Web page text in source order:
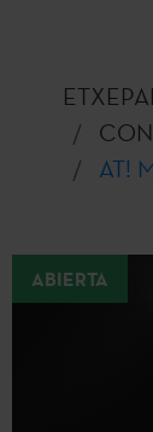
AT!
ABIERTA